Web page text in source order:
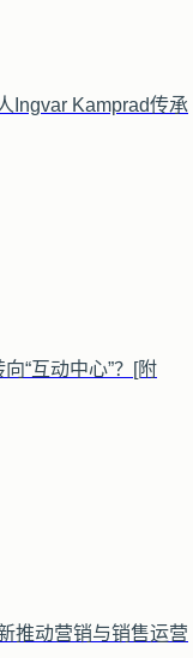
Ingvar Kamprad传承
“互动中心”？[附
推动营销与销售运营